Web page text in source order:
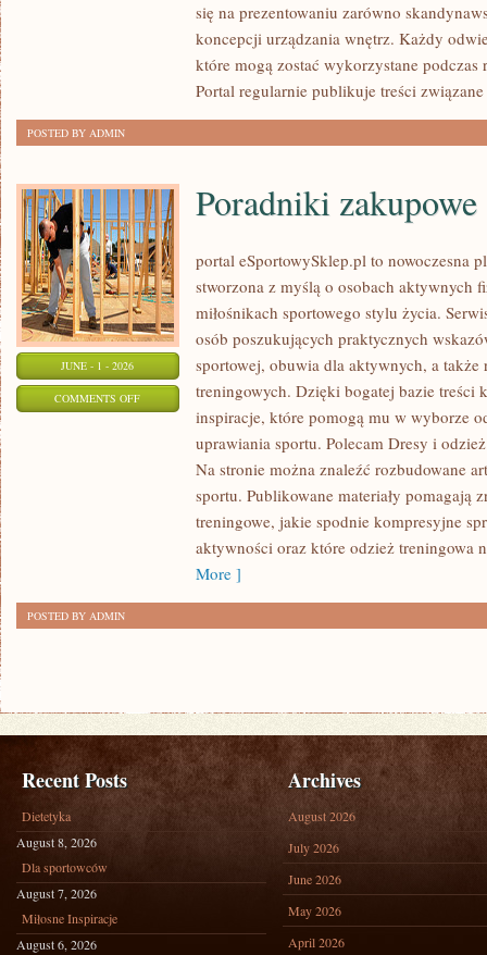
MATERIAŁYsię na prezentowaniu zarówno
koncepcji urządzania wnętrz. Każdy
które mogą zostać wykorzystane podczas
Portal regularnie publikuje treści
POSTED BY ADMIN
JUNE - 1 - 2026
COMMENTS OFFON
PORADNIKI
ZAKUPOWE
Poradniki zakupowe
portal eSportowySklep.pl to nowoczesna
stworzona z myślą o osobach aktywnych
miłośnikach sportowego stylu życia.
osób poszukujących praktycznych
sportowej, obuwia dla aktywnych, a także
treningowych. Dzięki bogatej bazie treści
inspiracje, które pomogą mu w wyborze
uprawiania sportu. Polecam Dresy i
Na stronie można znaleźć rozbudowane
sportu. Publikowane materiały pomagają
treningowe, jakie spodnie kompresyjne
aktywności oraz które odzież treningowa
More ]
POSTED BY ADMIN
Recent Posts
Dietetyka
August 8, 2026
Dla sportowców
August 7, 2026
Miłosne Inspiracje
August 6, 2026
Archives
August 2026
July 2026
June 2026
May 2026
April 2026